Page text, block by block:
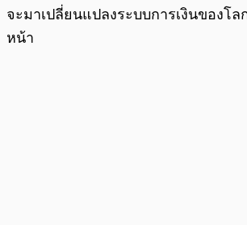
จะมาเปลี่ยนแปลงระบบการเงินของโ
หน้า